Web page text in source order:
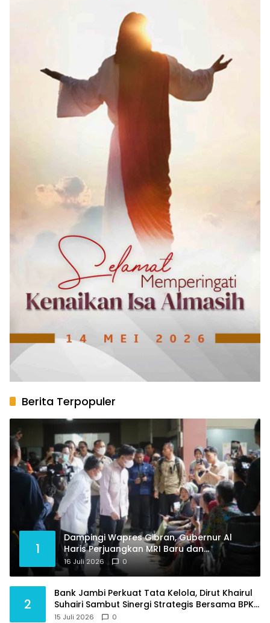
Berita Terpopuler
1
Dampingi Wapres Gibran, Gubernur Al
Haris Perjuangkan MRI Baru dan
Tambahan Dokter Spesialis untuk RSUD
Raden Mattaher
16 Juli 2026 0
2
Bank Jambi Perkuat Tata Kelola, Dirut Khairul
Suhairi Sambut Sinergi Strategis Bersama BPKP
Jambi
15 Juli 2026 0